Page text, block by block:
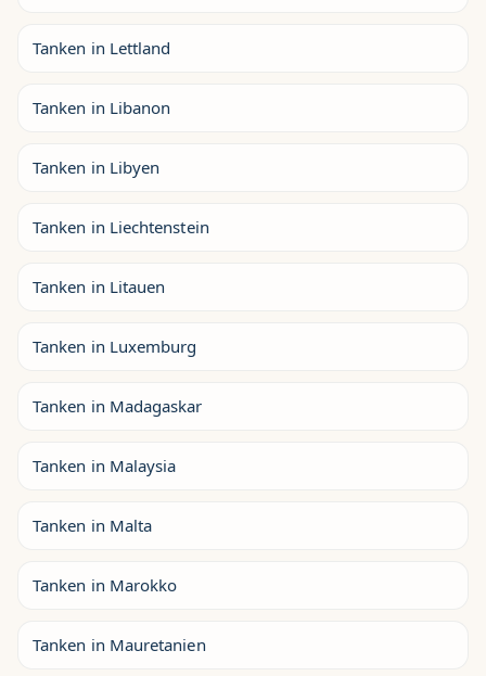
Tanken in Lettland
Tanken in Libanon
Tanken in Libyen
Tanken in Liechtenstein
Tanken in Litauen
Tanken in Luxemburg
Tanken in Madagaskar
Tanken in Malaysia
Tanken in Malta
Tanken in Marokko
Tanken in Mauretanien